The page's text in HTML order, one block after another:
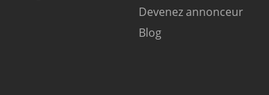
Devenez annonceur
Blog